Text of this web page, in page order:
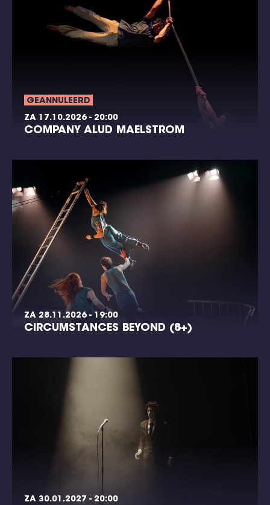
GEANNULEERD
ZA 17.10.2026 - 20:00
COMPANY ALUD MAELSTROM
ZA 28.11.2026 - 19:00
CIRCUMSTANCES BEYOND (8+)
ZA 30.01.2027 - 20:00